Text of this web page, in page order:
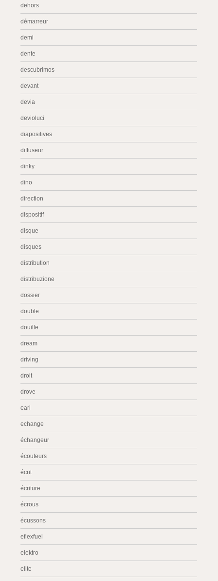
dehors
démarreur
demi
dente
descubrimos
devant
devia
devioluci
diapositives
diffuseur
dinky
dino
direction
dispositif
disque
disques
distribution
distribuzione
dossier
double
douille
dream
driving
droit
drove
earl
echange
échangeur
écouteurs
écrit
écriture
écrous
écussons
eflexfuel
elektro
elite